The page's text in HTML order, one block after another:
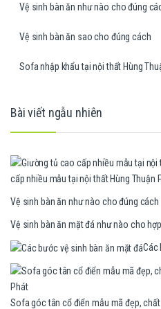
Vệ sinh bàn ăn như nào cho đúng
Vệ sinh bàn ăn sao cho đúng cách
Sofa nhập khẩu tại nội thất Hùng
Bài viết ngẫu nhiên
cấp nhiều mẫu tại nội thất Hùng Thuận
Vệ sinh bàn ăn như nào cho đúng cách
Vệ sinh bàn ăn mặt đá như nào cho
Các
Sofa góc tân cổ điển mẫu mã đẹp,